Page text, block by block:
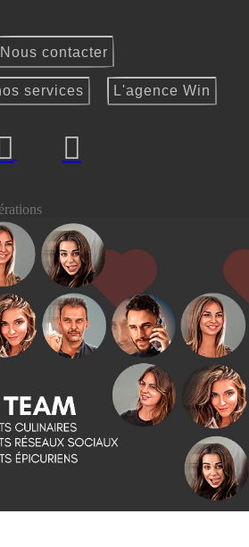
Nous contacter
nos services L'agence Win